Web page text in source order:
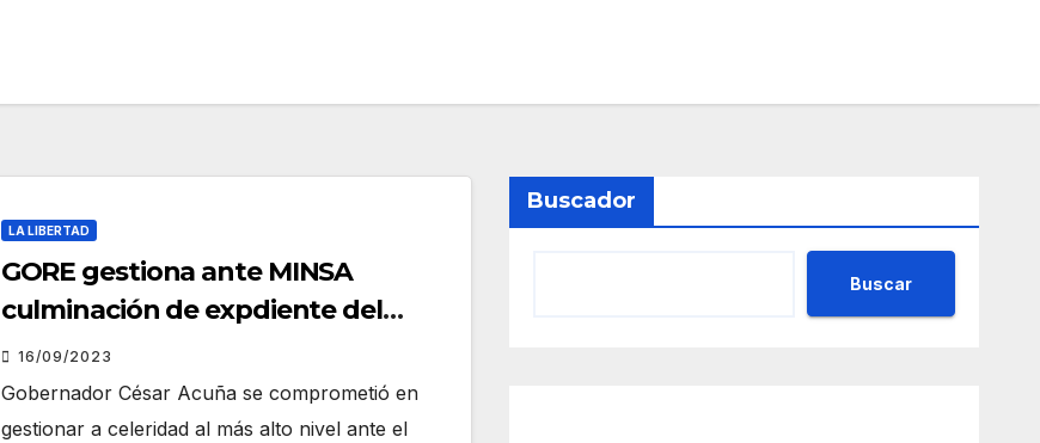
LA LIBERTAD
GORE gestiona ante MINSA
culminación de expdiente del
nuevo Hospital Lafora
16/09/2023
Gobernador César Acuña se comprometió en
gestionar a celeridad al más alto nivel ante el
Buscador
Buscar